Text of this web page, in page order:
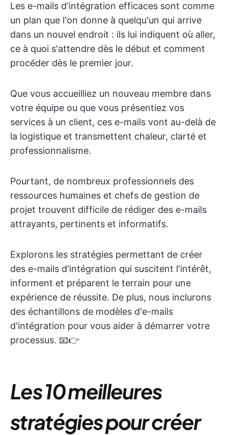
Les e-mails d'intégration efficaces sont comme
un plan que l'on donne à quelqu'un qui arrive
dans un nouvel endroit : ils lui indiquent où aller,
ce à quoi s'attendre dès le début et comment
procéder dès le premier jour.
Que vous accueilliez un nouveau membre dans
votre équipe ou que vous présentiez vos
services à un client, ces e-mails vont au-delà de
la logistique et transmettent chaleur, clarté et
professionnalisme.
Pourtant, de nombreux professionnels des
ressources humaines et chefs de gestion de
projet trouvent difficile de rédiger des e-mails
attrayants, pertinents et informatifs.
Explorons les stratégies permettant de créer
des e-mails d'intégration qui suscitent l'intérêt,
informent et préparent le terrain pour une
expérience de réussite. De plus, nous inclurons
des échantillons de modèles d'e-mails
d'intégration pour vous aider à démarrer votre
processus. 📧👉
Les 10 meilleures
stratégies pour créer